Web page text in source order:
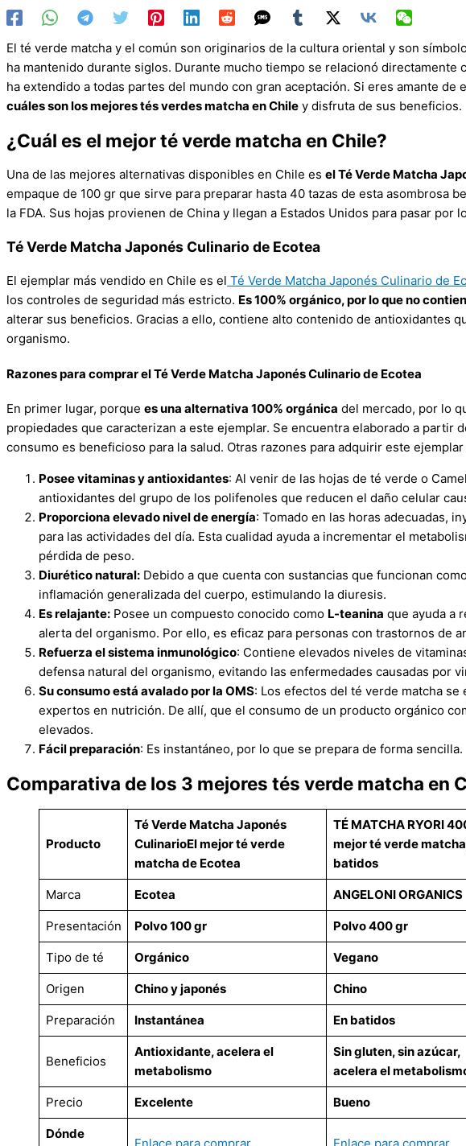
El té verde matcha y el común son originarios de la cultura oriental y son
ha mantenido durante siglos. Durante mucho tiempo se relacionó directamente
ha extendido a todas partes del mundo con gran aceptación. Si eres amante de
cuáles son los mejores tés verdes matcha en Chile y disfruta de sus beneficios.
¿Cuál es el mejor té verde matcha en Chile?
Una de las mejores alternativas disponibles en Chile es el Té Verde Matcha
empaque de 100 gr que sirve para preparar hasta 40 tazas de esta asombrosa
la FDA. Sus hojas provienen de China y llegan a Estados Unidos para pasar
Té Verde Matcha Japonés Culinario de Ecotea
El ejemplar más vendido en Chile es el Té Verde Matcha Japonés Culinario de
los controles de seguridad más estricto. Es 100% orgánico, por lo que no
alterar sus beneficios. Gracias a ello, contiene alto contenido de antioxidantes
organismo.
Razones para comprar el Té Verde Matcha Japonés Culinario de Ecotea
En primer lugar, porque es una alternativa 100% orgánica del mercado, por lo
propiedades que caracterizan a este ejemplar. Se encuentra elaborado a partir
consumo es beneficioso para la salud. Otras razones para adquirir este ejemplar
Posee vitaminas y antioxidantes: Al venir de las hojas de té verde o
antioxidantes del grupo de los polifenoles que reducen el daño celular
Proporciona elevado nivel de energía: Tomado en las horas adecuadas,
para las actividades del día. Esta cualidad ayuda a incrementar el
pérdida de peso.
Diurético natural: Debido a que cuenta con sustancias que funcionan
inflamación generalizada del cuerpo, estimulando la diuresis.
Es relajante: Posee un compuesto conocido como L-teanina que ayuda a
alerta del organismo. Por ello, es eficaz para personas con trastornos de
Refuerza el sistema inmunológico: Contiene elevados niveles de
defensa natural del organismo, evitando las enfermedades causadas por
Su consumo está avalado por la OMS: Los efectos del té verde matcha
expertos en nutrición. De allí, que el consumo de un producto orgánico
elevados.
Fácil preparación: Es instantáneo, por lo que se prepara de forma sencilla.
Comparativa de los 3 mejores tés verde matcha en
Producto
Té Verde Matcha Japonés
CulinarioEl mejor té verde
matcha de Ecotea
TÉ MATCHA RYORI
mejor té verde
batidos
Marca Ecotea ANGELONI ORGANICS
Presentación Polvo 100 gr Polvo 400 gr
Tipo de té Orgánico Vegano
Origen Chino y japonés Chino
Preparación Instantánea En batidos
Beneficios
Antioxidante, acelera el
metabolismo
Sin gluten, sin azúcar,
acelera el
Precio Excelente Bueno
Dónde